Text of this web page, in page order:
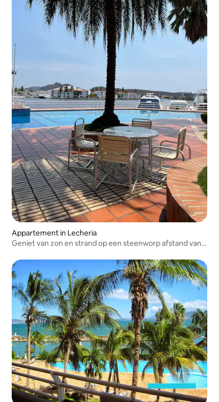
Appartement in Lecheria
Geniet van zon en strand op een steenworp afstand van